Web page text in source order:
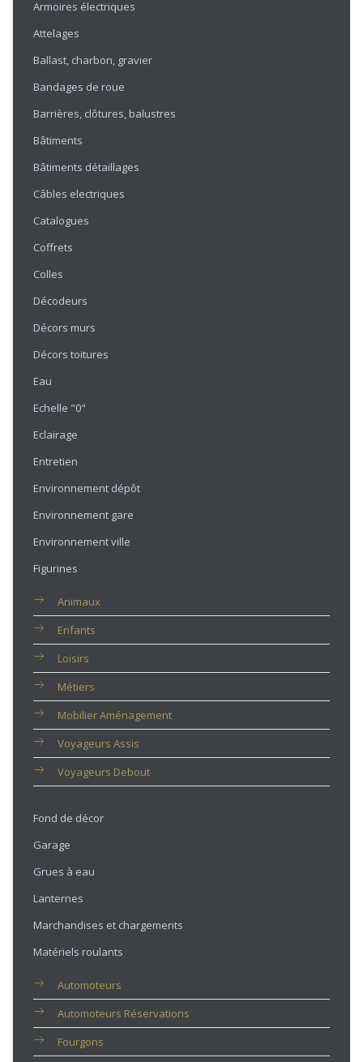
Armoires électriques
Attelages
Ballast, charbon, gravier
Bandages de roue
Barrières, clôtures, balustres
Bâtiments
Bâtiments détaillages
Câbles electriques
Catalogues
Coffrets
Colles
Décodeurs
Décors murs
Décors toitures
Eau
Echelle "0"
Eclairage
Entretien
Environnement dépôt
Environnement gare
Environnement ville
Figurines
Animaux
Enfants
Loisirs
Métiers
Mobilier Aménagement
Voyageurs Assis
Voyageurs Debout
Fond de décor
Garage
Grues à eau
Lanternes
Marchandises et chargements
Matériels roulants
Automoteurs
Automoteurs Réservations
Fourgons